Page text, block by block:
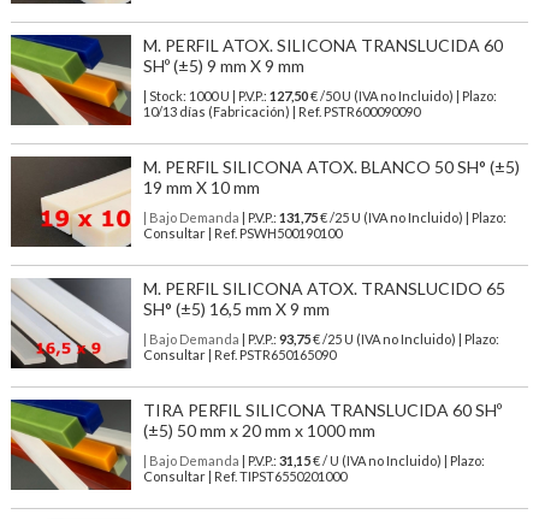
M. PERFIL ATOX. SILICONA TRANSLUCIDA 60
SHº (±5) 9 mm X 9 mm
| Stock: 1000 U | P.V.P.: 127,50€/50 U (IVA no Incluido)
| Plazo:
10/13 días (Fabricación) | Ref. PSTR600090090
M. PERFIL SILICONA ATOX. BLANCO 50 SH° (±5)
19 mm X 10 mm
| Bajo Demanda | P.V.P.: 131,75€ /25 U (IVA no Incluido) | Plazo:
Consultar | Ref. PSWH500190100
M. PERFIL SILICONA ATOX. TRANSLUCIDO 65
SH° (±5) 16,5 mm X 9 mm
| Bajo Demanda | P.V.P.: 93,75€ /25 U (IVA no Incluido) | Plazo:
Consultar | Ref. PSTR650165090
TIRA PERFIL SILICONA TRANSLUCIDA 60 SHº
(±5) 50 mm x 20 mm x 1000 mm
| Bajo Demanda | P.V.P.: 31,15€ / U (IVA no Incluido) | Plazo:
Consultar | Ref. TIPST6550201000